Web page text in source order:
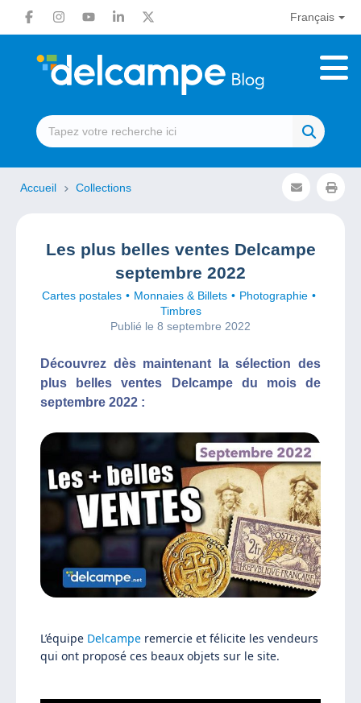
Français
Accueil Collections
Les plus belles ventes Delcampe
septembre 2022
Cartes postales Monnaies & Billets
Photographie
Timbres
Publié le 8 septembre 2022
Découvrez dès maintenant la sélection des
plus belles ventes Delcampe du mois de
septembre 2022 :
L’équipe Delcampe remercie et félicite les vendeurs
qui ont proposé ces beaux objets sur le site.